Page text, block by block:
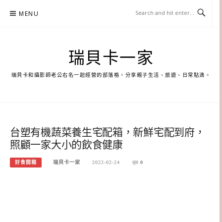
MENU
瑞貝卡一家
瑞貝卡和攝影師老公右名一起經營的部落格，分享親子生活、旅遊、日常點滴。
台塑有機蔬菜養生宅配箱，新鮮宅配到府，
照顧一家大小的飲食健康
好食開箱 瑞貝卡一家 2022-02-24 0